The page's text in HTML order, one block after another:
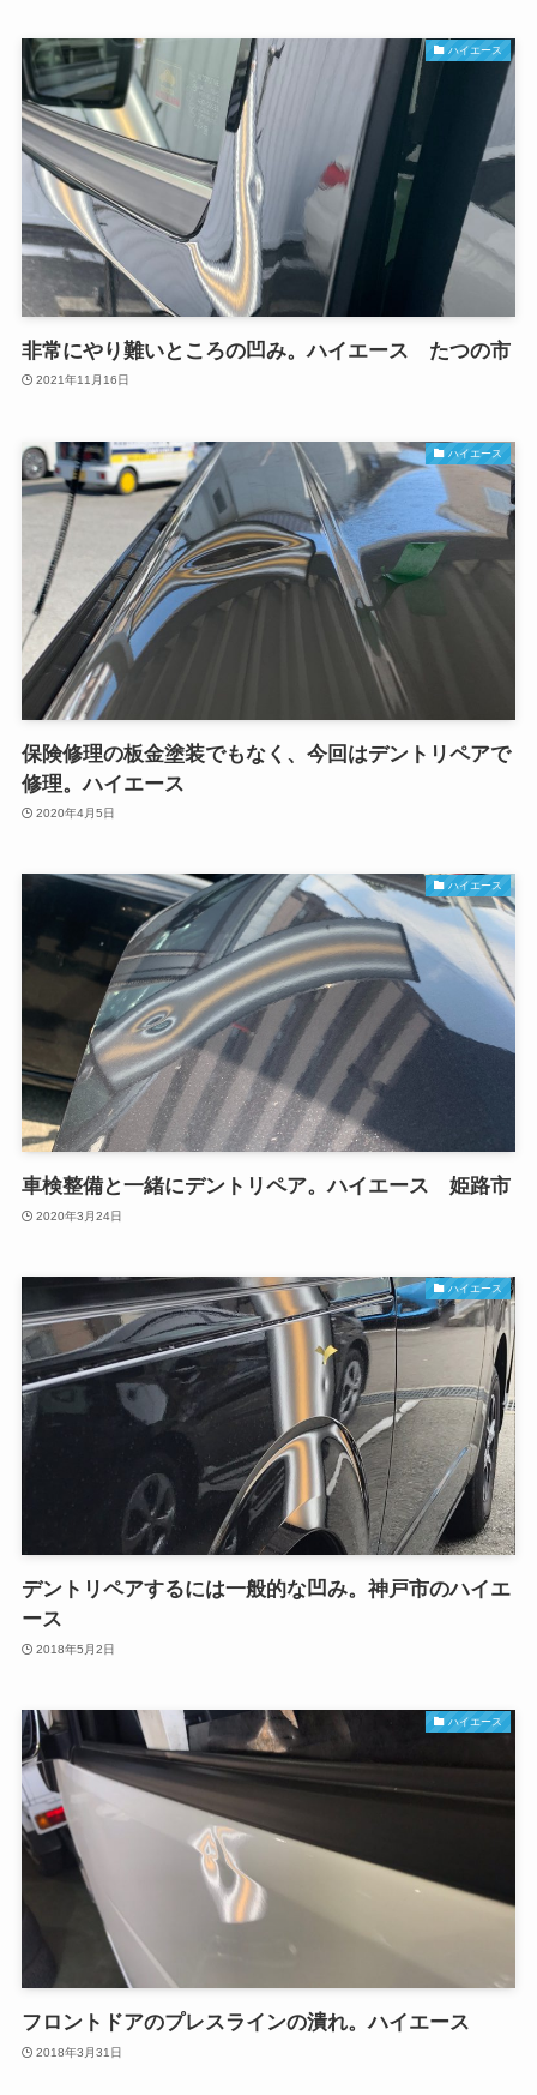
ハイエース
非常にやり難いところの凹み。ハイエース たつの市
2021年11月16日
ハイエース
保険修理の板金塗装でもなく、今回はデントリペアで
修理。ハイエース
2020年4月5日
ハイエース
車検整備と一緒にデントリペア。ハイエース 姫路市
2020年3月24日
ハイエース
デントリペアするには一般的な凹み。神戸市のハイエ
ース
2018年5月2日
ハイエース
フロントドアのプレスラインの潰れ。ハイエース
2018年3月31日